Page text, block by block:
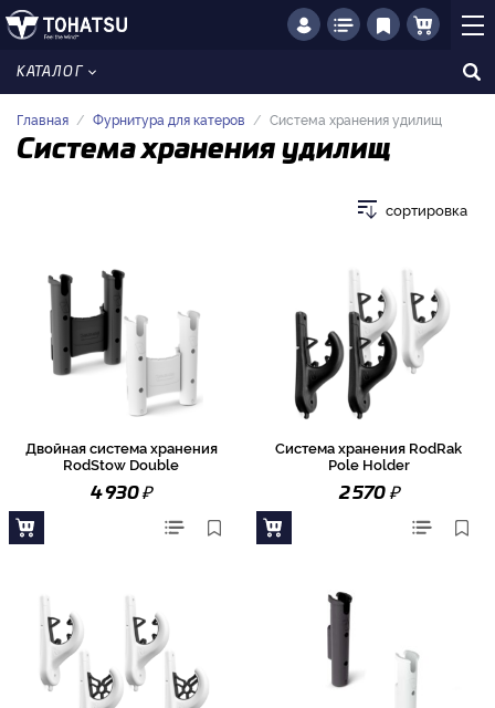
КАТАЛОГ
Главная Фурнитура для катеров Система хранения удилищ
Система хранения удилищ
сортировка
Двойная система хранения
RodStow Double
4 930₽
Система хранения RodRak
Pole Holder
2 570₽